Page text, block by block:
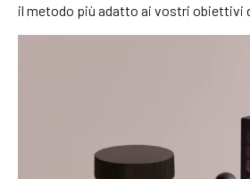
il metodo più adatto ai vostri obiettivi